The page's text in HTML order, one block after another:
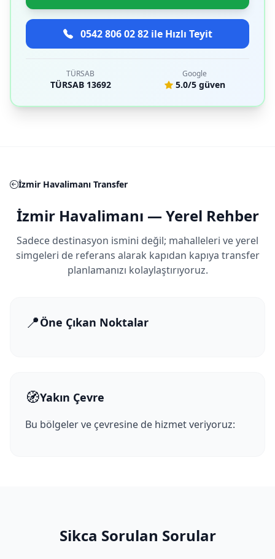
0542 806 02 82 ile Hızlı Teyit
TÜRSAB
TÜRSAB 13692
Google
5.0/5 güven
İzmir Havalimanı Transfer
İzmir Havalimanı — Yerel Rehber
Sadece destinasyon ismini değil; mahalleleri ve yerel
simgeleri de referans alarak kapıdan kapıya transfer
planlamanızı kolaylaştırıyoruz.
📍Öne Çıkan Noktalar
🧭Yakın Çevre
Bu bölgeler ve çevresine de hizmet veriyoruz:
Sikca Sorulan Sorular